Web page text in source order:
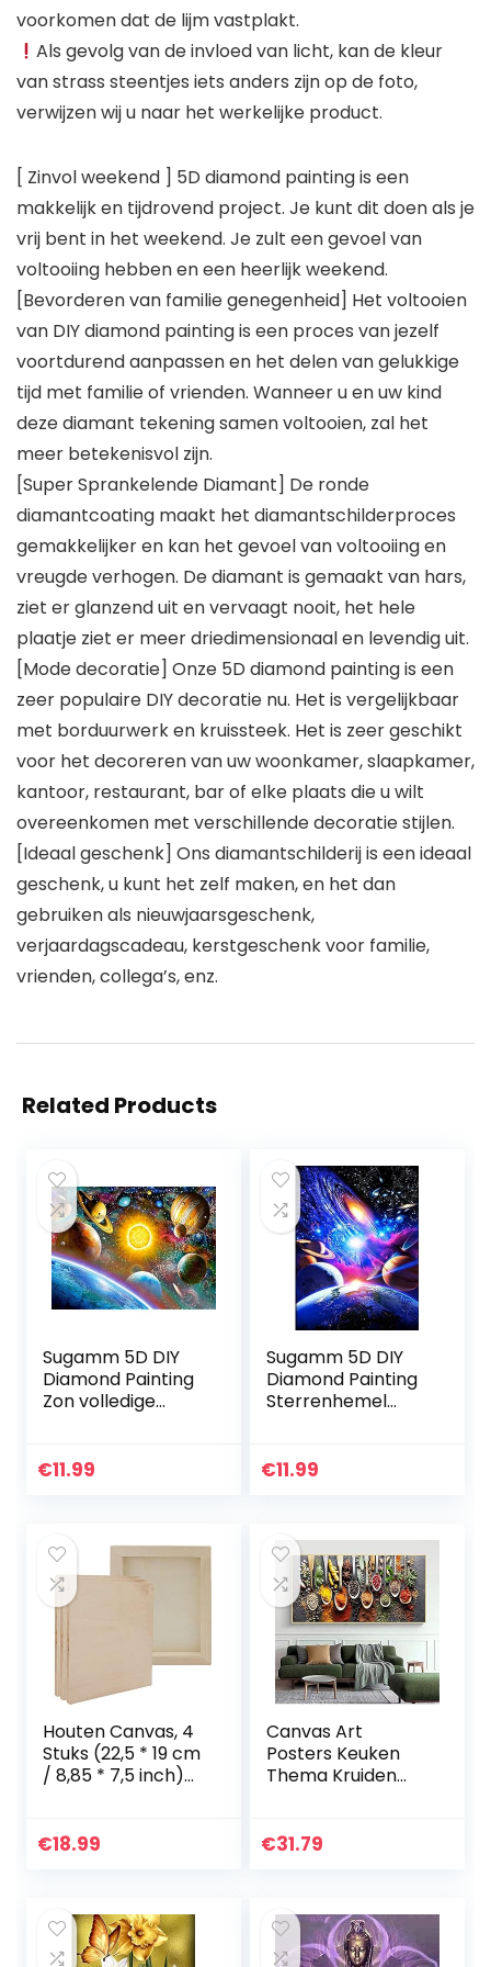
voorkomen dat de lijm vastplakt.
Als gevolg van de invloed van licht, kan de kleur
van strass steentjes iets anders zijn op de foto,
verwijzen wij u naar het werkelijke product.
[ Zinvol weekend ] 5D diamond painting is een
makkelijk en tijdrovend project. Je kunt dit doen als je
vrij bent in het weekend. Je zult een gevoel van
voltooiing hebben en een heerlijk weekend.
[Bevorderen van familie genegenheid] Het voltooien
van DIY diamond painting is een proces van jezelf
voortdurend aanpassen en het delen van gelukkige
tijd met familie of vrienden. Wanneer u en uw kind
deze diamant tekening samen voltooien, zal het
meer betekenisvol zijn.
[Super Sprankelende Diamant] De ronde
diamantcoating maakt het diamantschilderproces
gemakkelijker en kan het gevoel van voltooiing en
vreugde verhogen. De diamant is gemaakt van hars,
ziet er glanzend uit en vervaagt nooit, het hele
plaatje ziet er meer driedimensionaal en levendig uit.
[Mode decoratie] Onze 5D diamond painting is een
zeer populaire DIY decoratie nu. Het is vergelijkbaar
met borduurwerk en kruissteek. Het is zeer geschikt
voor het decoreren van uw woonkamer, slaapkamer,
kantoor, restaurant, bar of elke plaats die u wilt
overeenkomen met verschillende decoratie stijlen.
[Ideaal geschenk] Ons diamantschilderij is een ideaal
geschenk, u kunt het zelf maken, en het dan
gebruiken als nieuwjaarsgeschenk,
verjaardagscadeau, kerstgeschenk voor familie,
vrienden, collega’s, enz.
Related Products
Sugamm 5D DIY
Diamond Painting
Zon volledige
strassteentjes,
€11.99
Sugamm 5D DIY
Diamond Painting
Sterrenhemel
Kit strassteentjes,
€11.99
Houten Canvas, 4
Stuks (22,5 * 19 cm
/ 8,85 * 7,5 inch)
Paneelborden,
€18.99
Canvas Art
Posters Keuken
Thema Kruiden
Canvas
€31.79